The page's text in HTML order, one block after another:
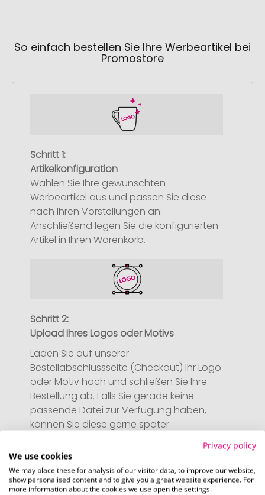
So einfach bestellen Sie Ihre Werbeartikel bei
Promostore
Schritt 1:
Artikelkonfiguration
Wählen Sie Ihre gewünschten
Werbeartikel aus und passen Sie diese
nach Ihren Vorstellungen an.
Anschließend legen Sie die konfigurierten
Artikel in Ihren Warenkorb.
Schritt 2:
Upload Ihres Logos oder Motivs
Laden Sie auf unserer
Bestellabschlussseite (Checkout) Ihr Logo
oder Motiv hoch und schließen Sie Ihre
Bestellung ab. Falls Sie gerade keine
passende Datei zur Verfügung haben,
können Sie diese gerne später
Privacy policy
We use cookies
We may place these for analysis of our visitor data, to improve our website,
show personalised content and to give you a great website experience. For
more information about the cookies we use open the settings.